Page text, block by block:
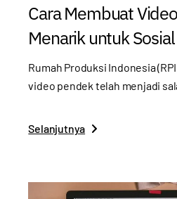
Cara Membuat
Menarik untuk
Rumah Produksi Indonesia
video pendek telah menjadi
Selanjutnya